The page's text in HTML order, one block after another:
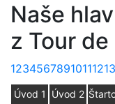
Naše
z Tour
12345678910111213
Úvod 1 Úvod 2